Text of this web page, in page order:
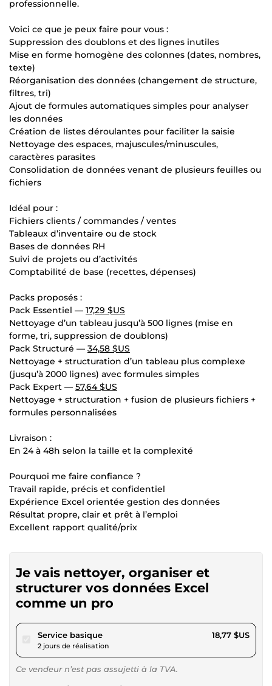
professionnelle.
Voici ce que je peux faire pour vous :
Suppression des doublons et des lignes inutiles
Mise en forme homogène des colonnes (dates, nombres,
texte)
Réorganisation des données (changement de structure,
filtres, tri)
Ajout de formules automatiques simples pour analyser
les données
Création de listes déroulantes pour faciliter la saisie
Nettoyage des espaces, majuscules/minuscules,
caractères parasites
Consolidation de données venant de plusieurs feuilles ou
fichiers
Idéal pour :
Fichiers clients / commandes / ventes
Tableaux d’inventaire ou de stock
Bases de données RH
Suivi de projets ou d’activités
Comptabilité de base (recettes, dépenses)
Packs proposés :
Pack Essentiel — 17,29 $US
Nettoyage d’un tableau jusqu’à 500 lignes (mise en
forme, tri, suppression de doublons)
Pack Structuré — 34,58 $US
Nettoyage + structuration d’un tableau plus complexe
(jusqu’à 2000 lignes) avec formules simples
Pack Expert — 57,64 $US
Nettoyage + structuration + fusion de plusieurs fichiers +
formules personnalisées
Livraison :
En 24 à 48h selon la taille et la complexité
Pourquoi me faire confiance ?
Travail rapide, précis et confidentiel
Expérience Excel orientée gestion des données
Résultat propre, clair et prêt à l’emploi
Excellent rapport qualité/prix
Je vais nettoyer, organiser et
structurer vos données Excel
comme un pro
Service basiquepour 17,29 $US
2 jours de réalisation
18,77 $US
Ce vendeur n’est pas assujetti à la TVA.